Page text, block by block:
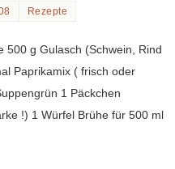
Rezepte
500 g Gulasch (Schwein, Rind
Paprikamix ( frisch oder
1 Päckchen
!) 1 Würfel Brühe für 500 ml